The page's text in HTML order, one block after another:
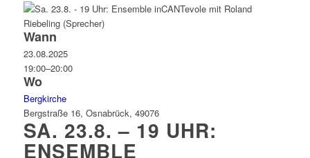
Wann
23.08.2025
19:00–20:00
Wo
Bergkirche
Bergstraße 16, Osnabrück, 49076
SA. 23.8. – 19 UHR:
ENSEMBLE